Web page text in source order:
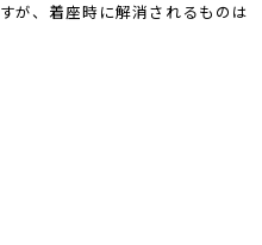
が、着座時に解消されるものは